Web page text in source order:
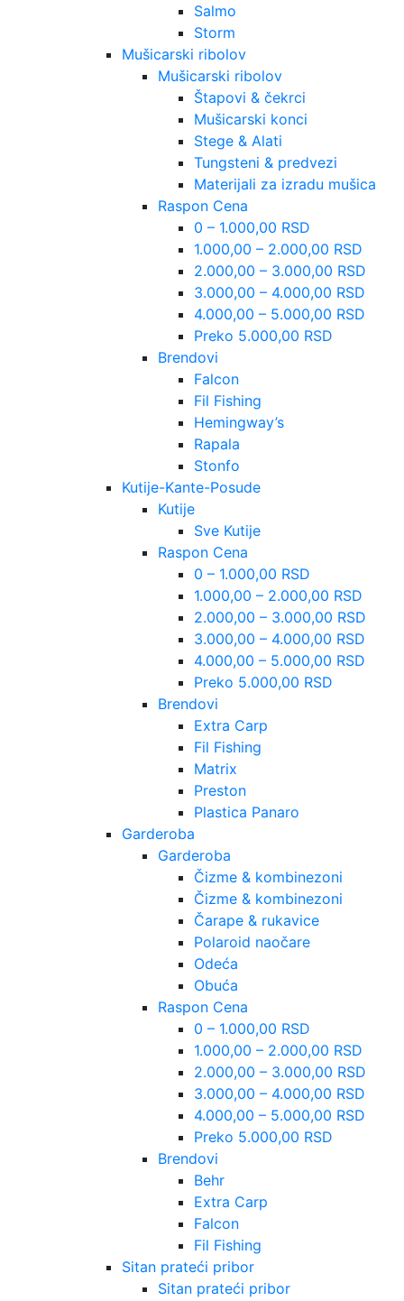
Salmo
Storm
Mušicarski ribolov
Mušicarski ribolov
Štapovi & čekrci
Mušicarski konci
Stege & Alati
Tungsteni & predvezi
Materijali za izradu mušica
Raspon Cena
0 – 1.000,00 RSD
1.000,00 – 2.000,00 RSD
2.000,00 – 3.000,00 RSD
3.000,00 – 4.000,00 RSD
4.000,00 – 5.000,00 RSD
Preko 5.000,00 RSD
Brendovi
Falcon
Fil Fishing
Hemingway’s
Rapala
Stonfo
Kutije-Kante-Posude
Kutije
Sve Kutije
Raspon Cena
0 – 1.000,00 RSD
1.000,00 – 2.000,00 RSD
2.000,00 – 3.000,00 RSD
3.000,00 – 4.000,00 RSD
4.000,00 – 5.000,00 RSD
Preko 5.000,00 RSD
Brendovi
Extra Carp
Fil Fishing
Matrix
Preston
Plastica Panaro
Garderoba
Garderoba
Čizme & kombinezoni
Čizme & kombinezoni
Čarape & rukavice
Polaroid naočare
Odeća
Obuća
Raspon Cena
0 – 1.000,00 RSD
1.000,00 – 2.000,00 RSD
2.000,00 – 3.000,00 RSD
3.000,00 – 4.000,00 RSD
4.000,00 – 5.000,00 RSD
Preko 5.000,00 RSD
Brendovi
Behr
Extra Carp
Falcon
Fil Fishing
Sitan prateći pribor
Sitan prateći pribor